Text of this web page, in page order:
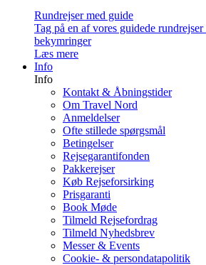
Rundrejser med guide
Tag på en af vores guidede
bekymringer
Læs mere
Info
Info
Kontakt & Åbningstider
Om Travel Nord
Anmeldelser
Ofte stillede spørgsmål
Betingelser
Rejsegarantifonden
Pakkerejser
Køb Rejseforsirking
Prisgaranti
Book Møde
Tilmeld Rejsefordrag
Tilmeld Nyhedsbrev
Messer & Events
Cookie- & persondatapolitik